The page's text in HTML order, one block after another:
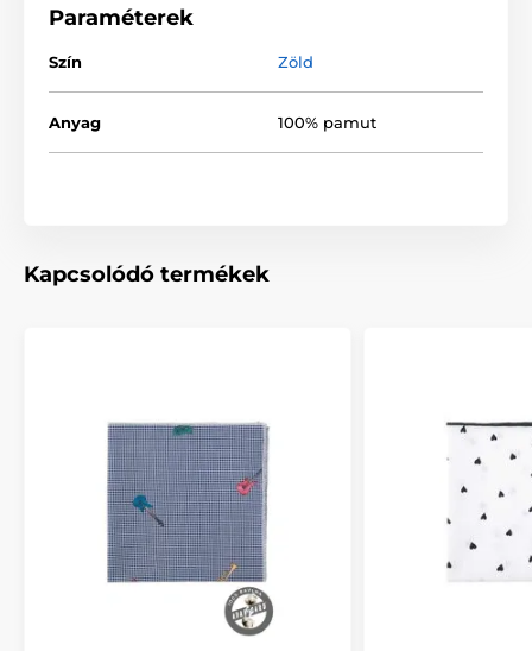
Paraméterek
Szín Zöld
Anyag 100% pamut
Kapcsolódó termékek